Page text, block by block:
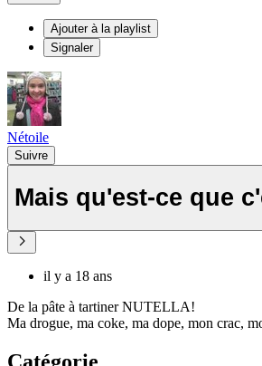
Ajouter à la playlist
Signaler
Nétoile
Suivre
Mais qu'est-ce que
il y a 18 ans
De la pâte à tartiner NUTELLA!
Ma drogue, ma coke, ma dope, mon crac,
Catégorie